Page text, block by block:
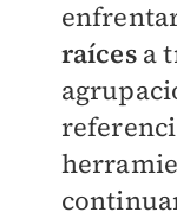
raícesa